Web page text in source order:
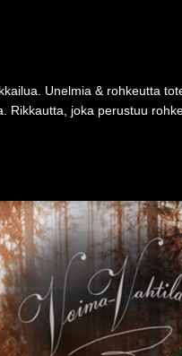
Unelmia & rohkeutta
joka perustuu